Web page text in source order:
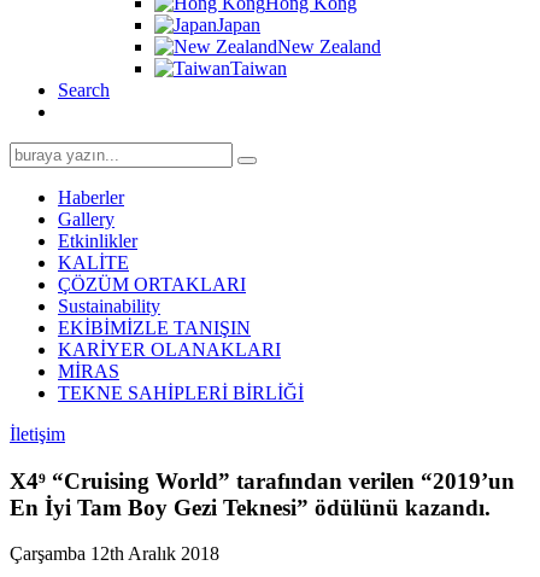
Japan
New Zealand
Taiwan
Search
Search
for:
Haberler
Gallery
Etkinlikler
KALİTE
ÇÖZÜM ORTAKLARI
Sustainability
EKİBİMİZLE TANIŞIN
KARİYER OLANAKLARI
MİRAS
TEKNE SAHİPLERİ BİRLİĞİ
İletişim
X4⁹ “Cruising World” tarafından verilen “2019’un
En İyi Tam Boy Gezi Teknesi” ödülünü kazandı.
Çarşamba 12th Aralık 2018